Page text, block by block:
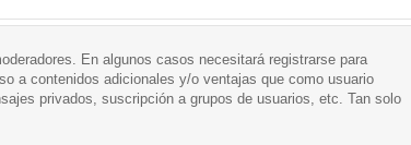
En algunos casos necesitará registrarse para
a contenidos adicionales y/o ventajas que como usuario
privados, suscripción a grupos de usuarios, etc. Tan solo